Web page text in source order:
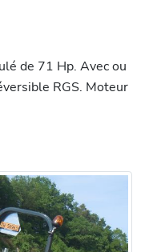
de 71 Hp. Avec ou
RGS. Moteur